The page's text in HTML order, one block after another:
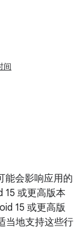
间
能会影响应用的
15 或更高版本
15 或更高版
当地支持这些行